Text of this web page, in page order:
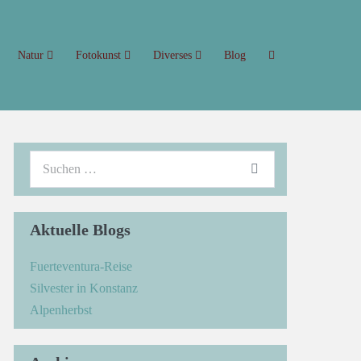
Natur Fotokunst Diverses Blog
Aktuelle Blogs
Fuerteventura-Reise
Silvester in Konstanz
Alpenherbst